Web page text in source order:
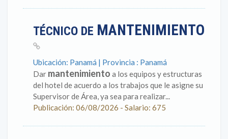
TÉCNICO DE MANTENIMIENTO
Ubicación: Panamá | Provincia : Panamá
Dar mantenimiento a los equipos y estructuras
del hotel de acuerdo a los trabajos que le asigne su
Supervisor de Área, ya sea para realizar...
Publicación: 06/08/2026 - Salario: 675